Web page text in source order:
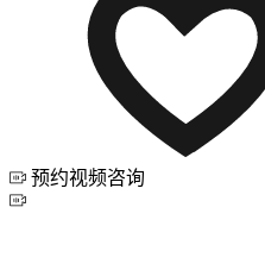
预约视频咨询